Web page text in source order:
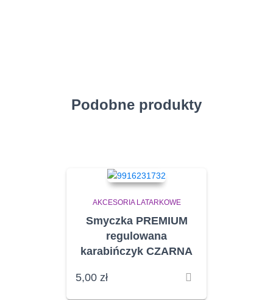
Podobne produkty
AKCESORIA LATARKOWE
Smyczka PREMIUM
regulowana
karabińczyk CZARNA
5,00 zł